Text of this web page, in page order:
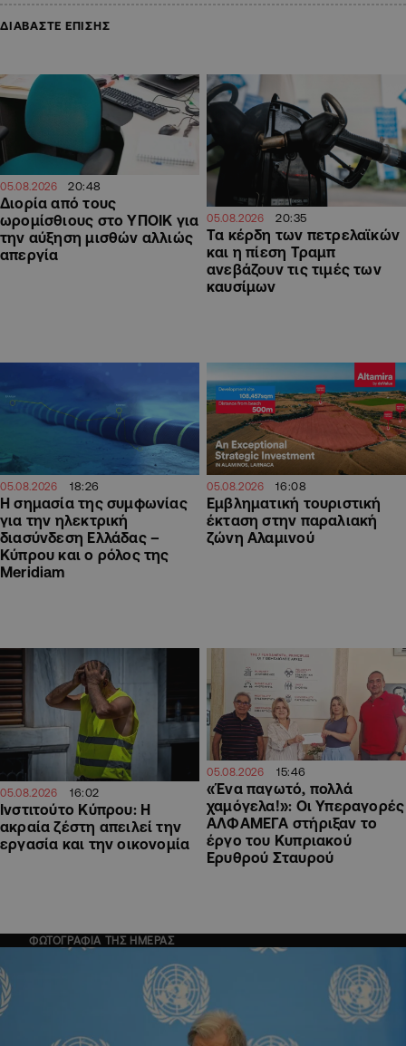
ΔΙΑΒΑΣΤΕ ΕΠΙΣΗΣ
05.08.2026 20:48
Διορία από τους
ωρομίσθιους στο ΥΠΟΙΚ για
την αύξηση μισθών αλλιώς
απεργία
05.08.2026 20:35
Τα κέρδη των πετρελαϊκών
και η πίεση Τραμπ
ανεβάζουν τις τιμές των
καυσίμων
05.08.2026 18:26
H σημασία της συμφωνίας
για την ηλεκτρική
διασύνδεση Ελλάδας –
Κύπρου και ο ρόλος της
Meridiam
05.08.2026 16:08
Εμβληματική τουριστική
έκταση στην παραλιακή
ζώνη Αλαμινού
05.08.2026 16:02
Ινστιτούτο Κύπρου: Η
ακραία ζέστη απειλεί την
εργασία και την οικονομία
05.08.2026 15:46
«Ένα παγωτό, πολλά
χαμόγελα!»: Οι Υπεραγορές
ΑΛΦΑΜΕΓΑ στήριξαν το
έργο του Κυπριακού
Ερυθρού Σταυρού
ΦΩΤΟΓΡΑΦΙΑ ΤΗΣ ΗΜΕΡΑΣ